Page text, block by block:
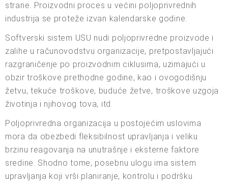
strane. Proizvodni proces u većini poljoprivrednih
industrija se proteže izvan kalendarske godine.
Softverski sistem USU nudi poljoprivredne proizvode i
zalihe u računovodstvu organizacije, pretpostavljajući
razgraničenje po proizvodnim ciklusima, uzimajući u
obzir troškove prethodne godine, kao i ovogodišnju
žetvu, tekuće troškove, buduće žetve, troškove uzgoja
životinja i njihovog tova, itd.
Poljoprivredna organizacija u postojećim uslovima
mora da obezbedi fleksibilnost upravljanja i veliku
brzinu reagovanja na unutrašnje i eksterne faktore
sredine. Shodno tome, posebnu ulogu ima sistem
upravljanja koji vrši planiranje, kontrolu i podršku